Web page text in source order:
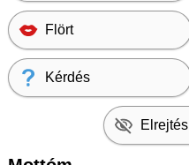
Flört
Kérdés
Elrejtés